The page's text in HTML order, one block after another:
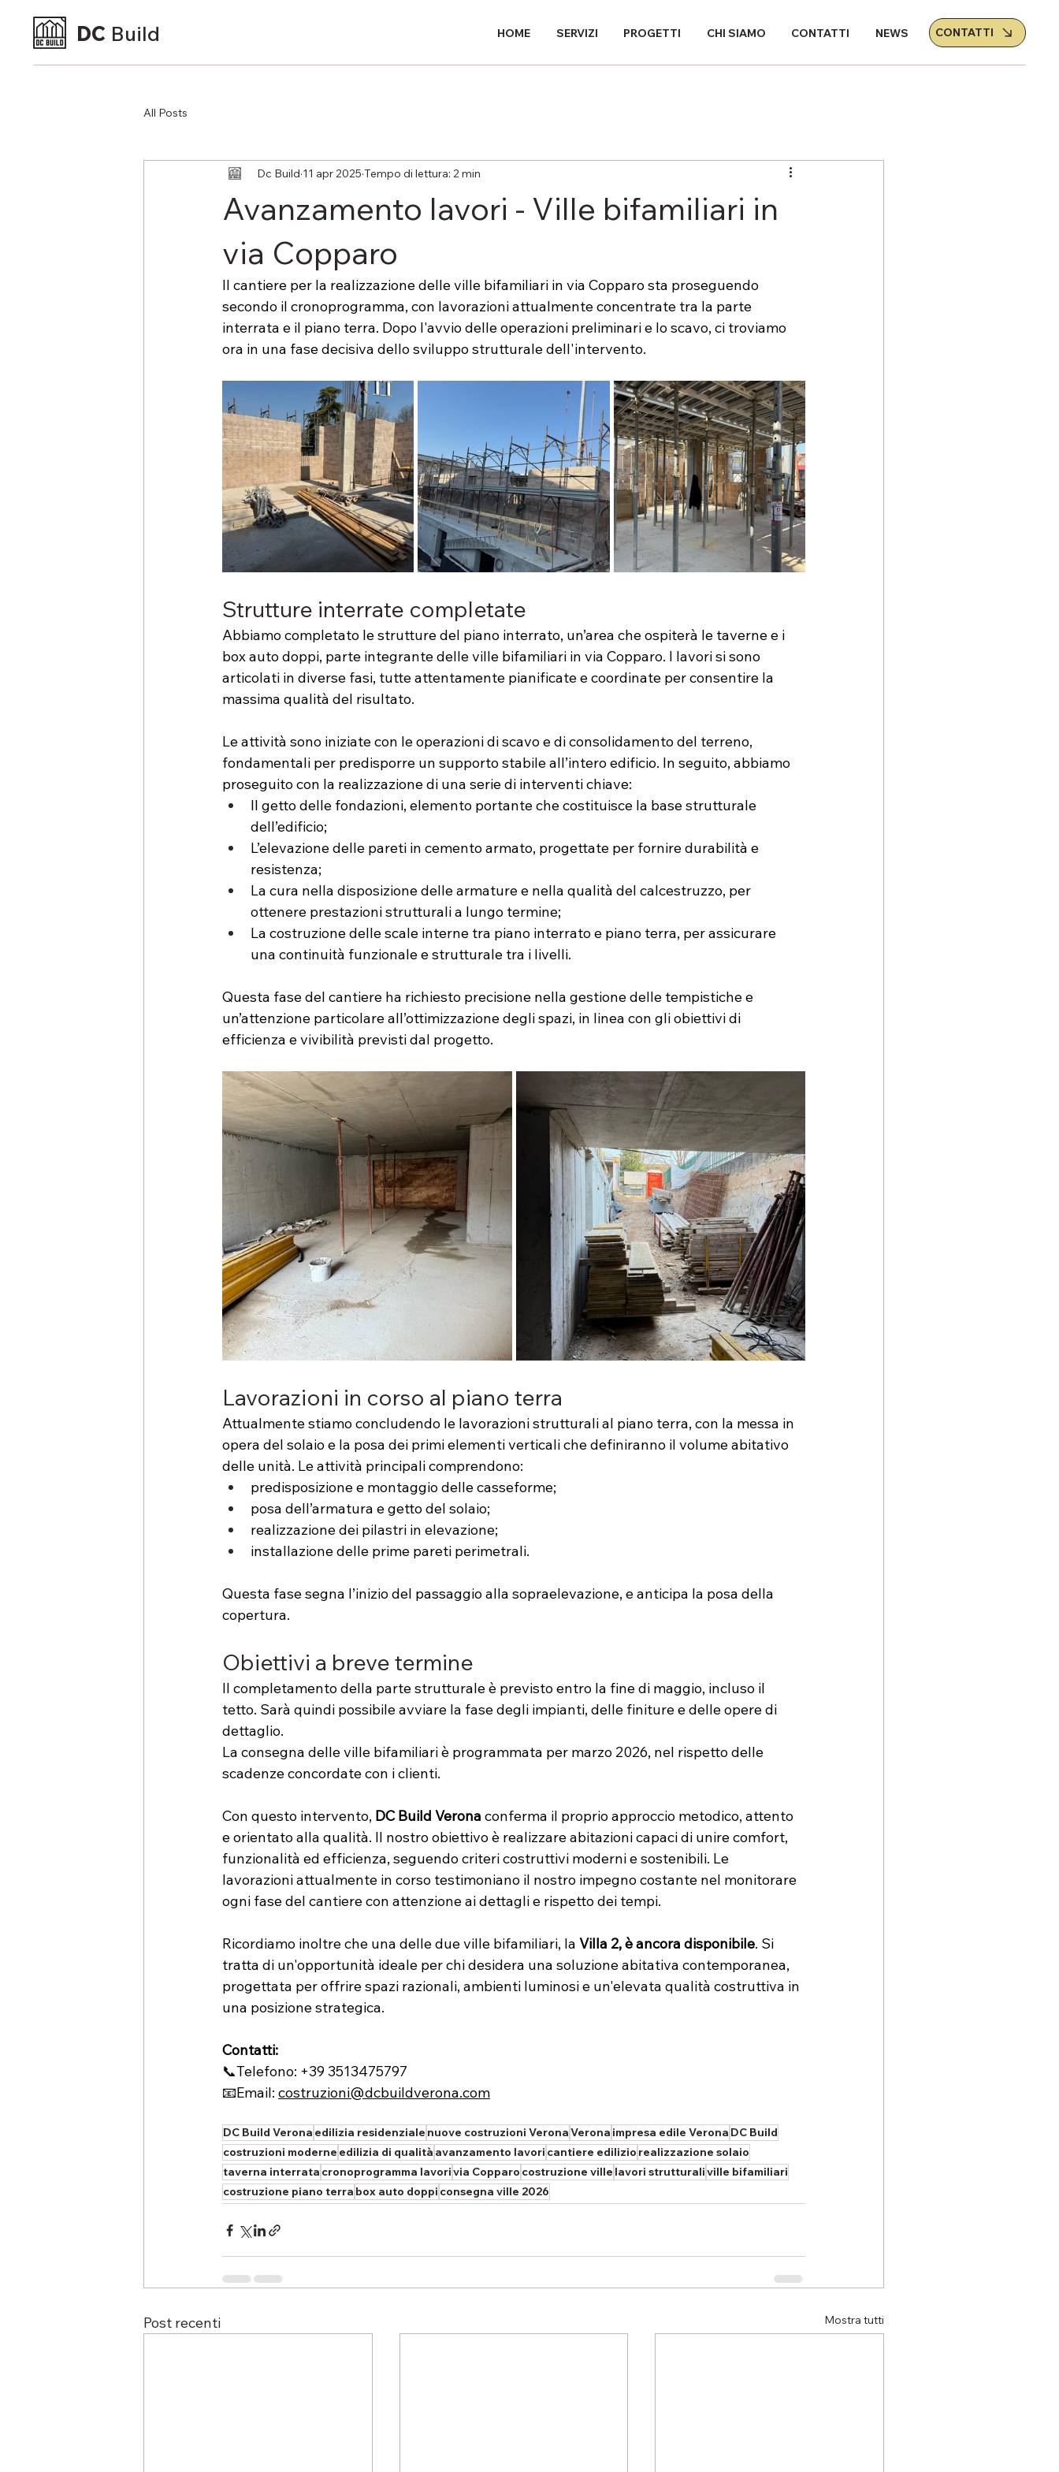
DC Build HOME SERVIZI PROGETTI CHI SIAMO CONTATTI NEWS CONTATTI
All Posts
Avanzamento lavori - Ville bifamiliari in
via Copparo
Dc Build 11 apr 2025 Tempo di lettura: 2 min
Il cantiere per la realizzazione delle ville bifamiliari in via Copparo sta proseguendo
secondo il cronoprogramma, con lavorazioni attualmente concentrate tra la parte
interrata e il piano terra. Dopo l'avvio delle operazioni preliminari e lo scavo, ci troviamo
ora in una fase decisiva dello sviluppo strutturale dell'intervento.
Strutture interrate completate
Abbiamo completato le strutture del piano interrato, un’area che ospiterà le taverne e i
box auto doppi, parte integrante delle ville bifamiliari in via Copparo. I lavori si sono
articolati in diverse fasi, tutte attentamente pianificate e coordinate per consentire la
massima qualità del risultato.
Le attività sono iniziate con le operazioni di scavo e di consolidamento del terreno,
fondamentali per predisporre un supporto stabile all’intero edificio. In seguito, abbiamo
proseguito con la realizzazione di una serie di interventi chiave:
Il getto delle fondazioni, elemento portante che costituisce la base strutturale
dell’edificio;
L’elevazione delle pareti in cemento armato, progettate per fornire durabilità e
resistenza;
La cura nella disposizione delle armature e nella qualità del calcestruzzo, per
ottenere prestazioni strutturali a lungo termine;
La costruzione delle scale interne tra piano interrato e piano terra, per assicurare
una continuità funzionale e strutturale tra i livelli.
Questa fase del cantiere ha richiesto precisione nella gestione delle tempistiche e
un’attenzione particolare all’ottimizzazione degli spazi, in linea con gli obiettivi di
efficienza e vivibilità previsti dal progetto.
Lavorazioni in corso al piano terra
Attualmente stiamo concludendo le lavorazioni strutturali al piano terra, con la messa in
opera del solaio e la posa dei primi elementi verticali che definiranno il volume abitativo
delle unità. Le attività principali comprendono:
predisposizione e montaggio delle casseforme;
posa dell’armatura e getto del solaio;
realizzazione dei pilastri in elevazione;
installazione delle prime pareti perimetrali.
Questa fase segna l’inizio del passaggio alla sopraelevazione, e anticipa la posa della
copertura.
Obiettivi a breve termine
Il completamento della parte strutturale è previsto entro la fine di maggio, incluso il
tetto. Sarà quindi possibile avviare la fase degli impianti, delle finiture e delle opere di
dettaglio.
La consegna delle ville bifamiliari è programmata per marzo 2026, nel rispetto delle
scadenze concordate con i clienti.
Con questo intervento, DC Build Verona conferma il proprio approccio metodico, attento
e orientato alla qualità. Il nostro obiettivo è realizzare abitazioni capaci di unire comfort,
funzionalità ed efficienza, seguendo criteri costruttivi moderni e sostenibili. Le
lavorazioni attualmente in corso testimoniano il nostro impegno costante nel monitorare
ogni fase del cantiere con attenzione ai dettagli e rispetto dei tempi.
Ricordiamo inoltre che una delle due ville bifamiliari, la Villa 2, è ancora disponibile. Si
tratta di un'opportunità ideale per chi desidera una soluzione abitativa contemporanea,
progettata per offrire spazi razionali, ambienti luminosi e un'elevata qualità costruttiva in
una posizione strategica.
Contatti:
📞Telefono: +39 3513475797
📧Email: costruzioni@dcbuildverona.com
DC Build Verona edilizia residenziale nuove costruzioni VeronaVerona impresa edile Verona DC Build
costruzioni moderne edilizia di qualità avanzamento lavori cantiere edilizio realizzazione solaio
taverna interrata cronoprogramma lavorivia Copparo costruzione ville lavori strutturaliville bifamiliari
costruzione piano terra box auto doppi consegna ville 2026
Post recenti Mostra tutti